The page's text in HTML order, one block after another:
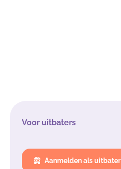
Voor uitbaters
Aanmelden als uitbater